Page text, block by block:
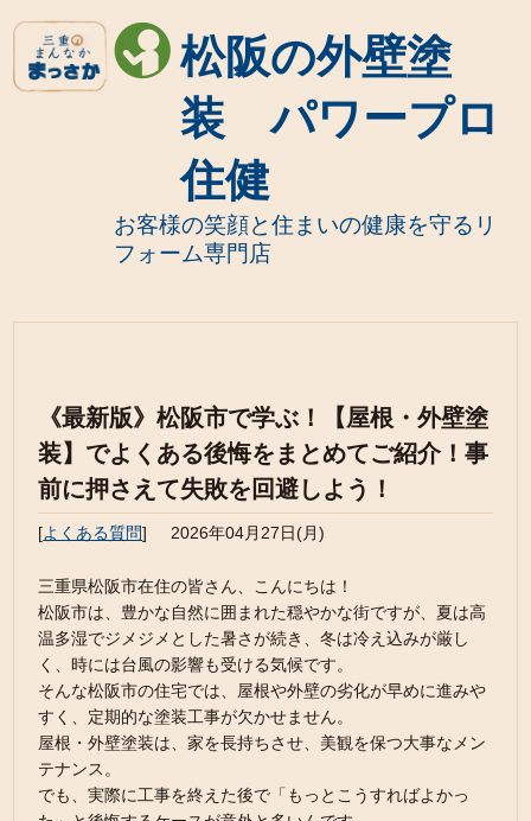
松阪の外壁塗
装 パワープロ
住健
お客様の笑顔と住まいの健康を守るリ
フォーム専門店
《最新版》松阪市で学ぶ！【屋根・外壁塗
装】でよくある後悔をまとめてご紹介！事
前に押さえて失敗を回避しよう！
[よくある質問] 2026年04月27日(月)
三重県松阪市在住の皆さん、こんにちは！
松阪市は、豊かな自然に囲まれた穏やかな街ですが、夏は高
温多湿でジメジメとした暑さが続き、冬は冷え込みが厳し
く、時には台風の影響も受ける気候です。
そんな松阪市の住宅では、屋根や外壁の劣化が早めに進みや
すく、定期的な塗装工事が欠かせません。
屋根・外壁塗装は、家を長持ちさせ、美観を保つ大事なメン
テナンス。
でも、実際に工事を終えた後で「もっとこうすればよかっ